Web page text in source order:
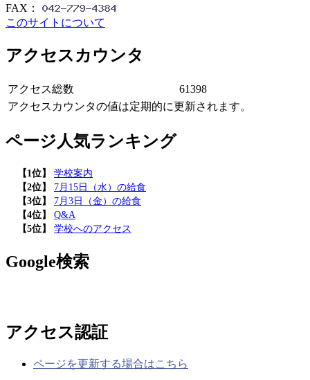
FAX：
このサイトについて
アクセスカウンタ
アクセス総数
61398
アクセスカウンタの値は定期的に更新されます。
ページ人気ランキング
【1位】
学校案内
【2位】
7月15日（水）の給食
【3位】
7月3日（金）の給食
【4位】
Q&A
【5位】
学校へのアクセス
Google検索
アクセス認証
ページを更新する場合はこちら